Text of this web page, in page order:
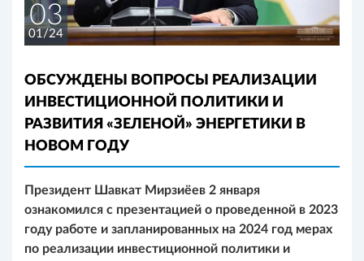
03
01/24
ОБСУЖДЕНЫ ВОПРОСЫ РЕАЛИЗАЦИИ
ИНВЕСТИЦИОННОЙ ПОЛИТИКИ И
РАЗВИТИЯ «ЗЕЛЕНОЙ» ЭНЕРГЕТИКИ В
НОВОМ ГОДУ
Президент Шавкат Мирзиёев 2 января
ознакомился с презентацией о проведенной в 2023
году работе и запланированных на 2024 год мерах
по реализации инвестиционной политики и